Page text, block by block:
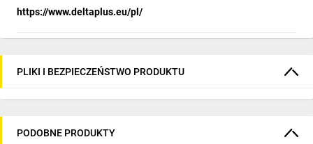
https://www.deltaplus.eu/pl/
PLIKI I BEZPIECZEŃSTWO PRODUKTU
PODOBNE PRODUKTY